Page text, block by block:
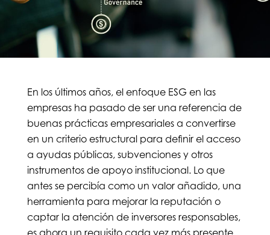
En los últimos años, el enfoque ESG en las
empresas ha pasado de ser una referencia de
buenas prácticas empresariales a convertirse
en un criterio estructural para definir el acceso
a ayudas públicas, subvenciones y otros
instrumentos de apoyo institucional. Lo que
antes se percibía como un valor añadido, una
herramienta para mejorar la reputación o
captar la atención de inversores responsables,